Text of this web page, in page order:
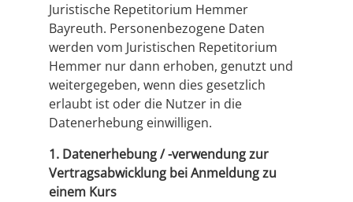
Juristische Repetitorium Hemmer
Bayreuth. Personenbezogene Daten
werden vom Juristischen Repetitorium
Hemmer nur dann erhoben, genutzt und
weitergegeben, wenn dies gesetzlich
erlaubt ist oder die Nutzer in die
Datenerhebung einwilligen.
1. Datenerhebung / -verwendung zur
Vertragsabwicklung bei Anmeldung zu
einem Kurs